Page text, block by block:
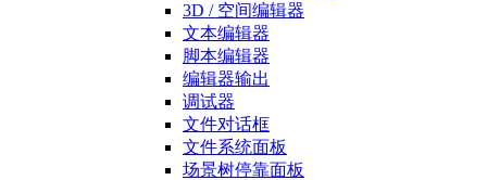
3D / 空间编辑器
文本编辑器
脚本编辑器
编辑器输出
调试器
文件对话框
文件系统面板
场景树停靠面板